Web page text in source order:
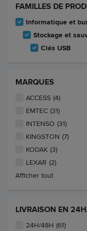
FAMILLES DE
Informatique et
Stockage et
Clés USB
MARQUES
ACCESS (4)
EMTEC (31)
INTENSO (31)
KINGSTON (7)
KODAK (3)
LEXAR (2)
Afficher tout
LIVRAISON EN
24H/48H (61)